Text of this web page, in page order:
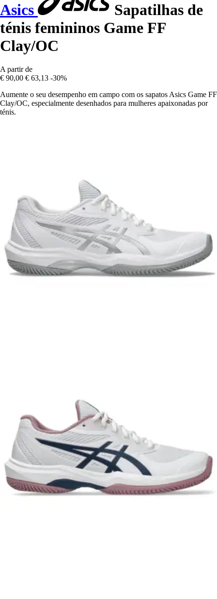
Asics
Sapatilhas de
ténis femininos Game FF
Clay/OC
A partir de
€ 90,00 € 63,13 -30%
Aumente o seu desempenho em campo com os sapatos Asics Game FF
Clay/OC, especialmente desenhados para mulheres apaixonadas por
ténis.